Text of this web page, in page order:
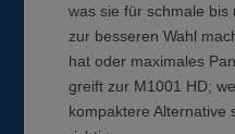
was sie für schmale
zur besseren Wahl
hat oder maximales
greift zur M1001 HD;
kompaktere Alternative